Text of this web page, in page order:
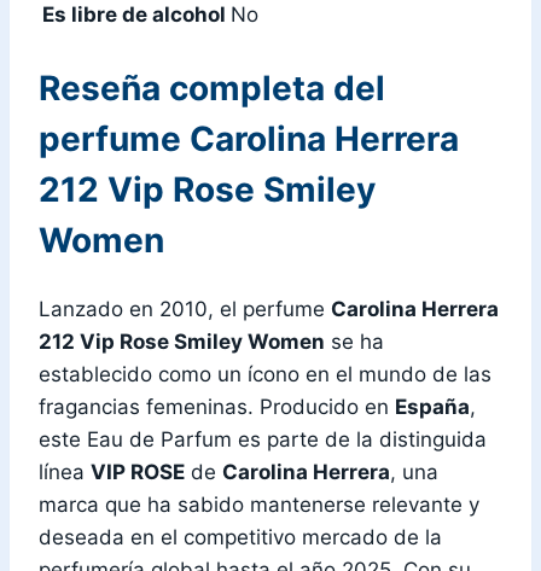
Es libre de alcohol No
Reseña completa del
perfume Carolina Herrera
212 Vip Rose Smiley
Women
Lanzado en 2010, el perfume Carolina Herrera
212 Vip Rose Smiley Women se ha
establecido como un ícono en el mundo de las
fragancias femeninas. Producido en España,
este Eau de Parfum es parte de la distinguida
línea VIP ROSE de Carolina Herrera, una
marca que ha sabido mantenerse relevante y
deseada en el competitivo mercado de la